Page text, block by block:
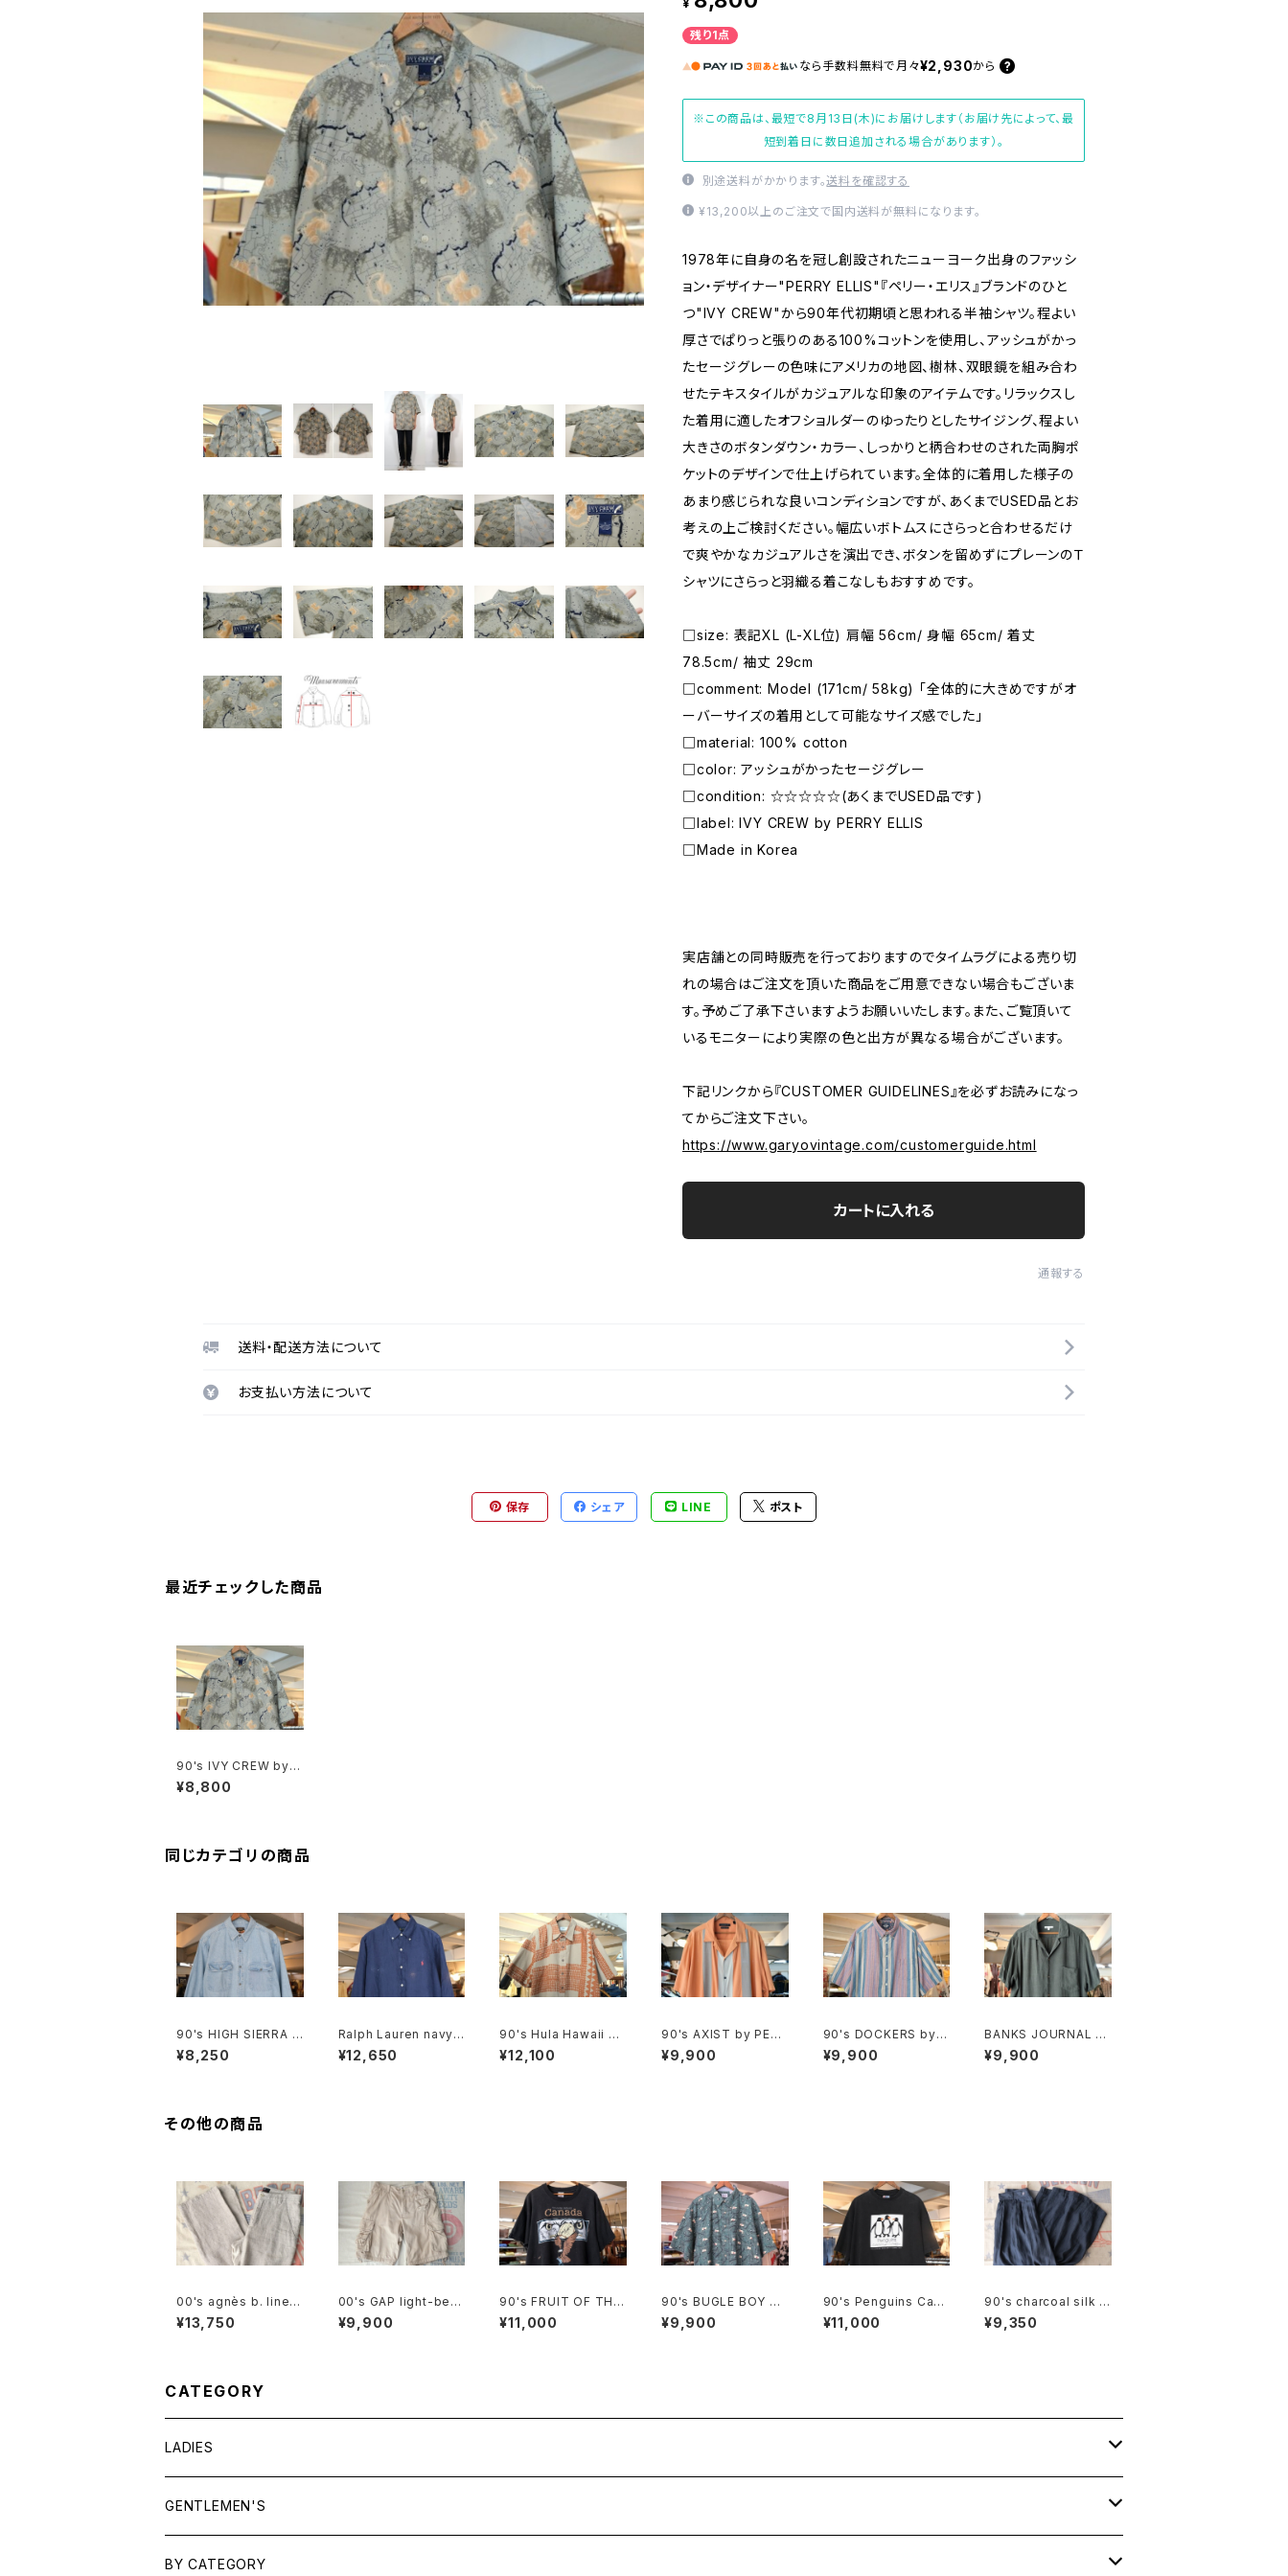
¥
残り1点
なら 手数料無料で 月々¥2,930から
※この商品は、最短で8月13日(木)にお届けします（お届け先によって、最
短到着日に数日追加される場合があります）。
別途送料がかかります。送料を確認する
¥13,200以上のご注文で国内送料が無料になります。
1978年に自身の名を冠し創設されたニューヨーク出身のファッシ
ョン・デザイナー"PERRY ELLIS"『ペリー・エリス』ブランドのひと
つ"IVY CREW"から90年代初期頃と思われる半袖シャツ。程よい
厚さでぱりっと張りのある100%コットンを使用し、アッシュがかっ
たセージグレーの色味にアメリカの地図、樹林、双眼鏡を組み合わ
せたテキスタイルがカジュアルな印象のアイテムです。リラックスし
た着用に適したオフショルダーのゆったりとしたサイジング、程よい
大きさのボタンダウン・カラー、しっかりと柄合わせのされた両胸ポ
ケットのデザインで仕上げられています。全体的に着用した様子の
あまり感じられな良いコンディションですが、あくまでUSED品とお
考えの上ご検討ください。幅広いボトムスにさらっと合わせるだけ
で爽やかなカジュアルさを演出でき、ボタンを留めずにプレーンのＴ
シャツにさらっと羽織る着こなしもおすすめです。
□size: 表記XL (L-XL位) 肩幅 56cm/ 身幅 65cm/ 着丈
78.5cm/ 袖丈 29cm
□comment: Model (171cm/ 58kg) 「全体的に大きめですがオ
ーバーサイズの着用として可能なサイズ感でした」
□material: 100% cotton
□color: アッシュがかったセージグレー
□condition: ☆☆☆☆☆(あくまでUSED品です)
□label: IVY CREW by PERRY ELLIS
□Made in Korea
実店舗との同時販売を行っておりますのでタイムラグによる売り切
れの場合はご注文を頂いた商品をご用意できない場合もございま
す。予めご了承下さいますようお願いいたします。また、ご覧頂いて
いるモニターにより実際の色と出方が異なる場合がございます。
下記リンクから『CUSTOMER GUIDELINES』を必ずお読みになっ
てからご注文下さい。
https://www.garyovintage.com/customerguide.html
カートに入れる
通報する
送料・配送方法について
お支払い方法について
保存 シェア LINE ポスト
最近チェックした商品
90's IVY CREW by P
ERRY ELLIS map-pri
nt s/s Shirt
¥8,800
同じカテゴリの商品
90's HIGH SIERRA f
aded indigo denim
Shirt
¥8,250
Ralph Lauren navy li
nen B.D. Shirt
¥12,650
90's Hula Hawaii ge
ometric tribal patter
n Shirt
¥12,100
90's AXIST by PERR
Y ELLIS panel-patte
rn washable-silk Sh
¥9,900
90's DOCKERS by L
evi's multi-stripe a
nd botanical Shirt
¥9,900
BANKS JOURNAL ra
yon ×linen open-co
llar Shirt
¥9,900
その他の商品
00's agnès b. linen
sack straight leg Pa
nts
¥13,750
00's GAP light-beig
e cotton-twill cargo
Shorts
¥9,900
90's FRUIT OF THE
LOOM eagle printe
d Tee "Made in CA
¥11,000
90's BUGLE BOY go
lf-print cotton Shirt
¥9,900
90's Penguins Cafe
teria print cotton Te
e "Made in U.S.A."
¥11,000
90's charcoal silk c
ulotte Pants
¥9,350
CATEGORY
LADIES
TOPS
SHIRTS
OUTERWEAR
GENTLEMEN'S
TOPS
BY CATEGORY